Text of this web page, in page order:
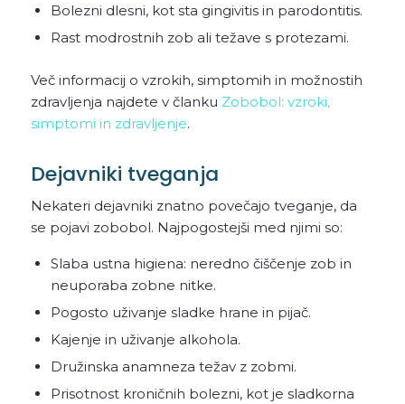
Bolezni dlesni, kot sta gingivitis in parodontitis.
Rast modrostnih zob ali težave s protezami.
Več informacij o vzrokih, simptomih in možnostih
zdravljenja najdete v članku Zobobol: vzroki,
simptomi in zdravljenje.
Dejavniki tveganja
Nekateri dejavniki znatno povečajo tveganje, da
se pojavi zobobol. Najpogostejši med njimi so:
Slaba ustna higiena: neredno čiščenje zob in
neuporaba zobne nitke.
Pogosto uživanje sladke hrane in pijač.
Kajenje in uživanje alkohola.
Družinska anamneza težav z zobmi.
Prisotnost kroničnih bolezni, kot je sladkorna